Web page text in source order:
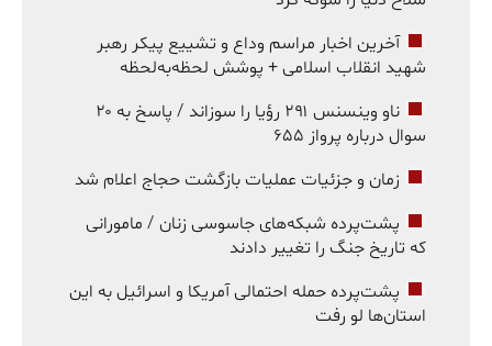
آخرین اخبار مراسم وداع و تشییع پیکر رهبر
شهید انقلاب اسلامی + پوشش لحظه‌به‌لحظه
ناو وینسنس ۲۹۱ رؤیا را سوزاند / پاسخ به ۲۰
سوال درباره پرواز ۶۵۵
زمان و جزئیات عملیات بازگشت حجاج اعلام شد
پشت‌پرده شبکه‌های جاسوسی زنان / مامورانی
که تاریخ جنگ را تغییر دادند
پشت‌پرده حمله احتمالی آمریکا و اسرائیل به این
استان‌ها لو رفت